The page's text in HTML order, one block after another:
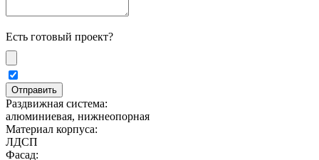
Есть готовый проект?
Раздвижная система:
алюминиевая, нижнеопорная
Материал корпуса:
ЛДСП
Фасад: